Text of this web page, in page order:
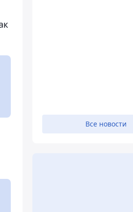
Все новости